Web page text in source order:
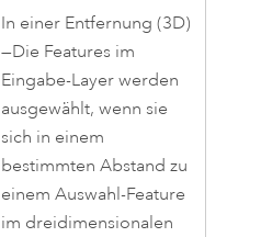
In einer Entfernung (3D)
—Die Features im
Eingabe-Layer werden
ausgewählt, wenn sie
sich in einem
bestimmten Abstand zu
einem Auswahl-Feature
im dreidimensionalen